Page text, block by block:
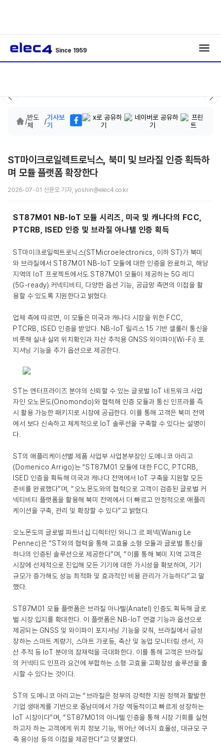
Since 1959
/반도
체
/기사보
기
ST마이크로일렉트로닉스, 북미 및 브라질 인증 획득하
며 모듈 플랫폼 확장한다
2026-07-01 신윤오 기자, yoshin@elec4.co.kr
ST87M01 NB-IoT 모듈 시리즈, 미국 및 캐나다의 FCC,
PTCRB, ISED 인증 및 브라질 아나텔 인증 획득
ST마이크로일렉트로닉스(STMicroelectronics, 이하 ST)가 북미
와 브라질에서 ST87M01 NB-IoT 모듈에 대한 인증을 완료하고, 해당
지역의 IoT 프로젝트에서도 ST87M01 모듈이 제공하는 5G 레디
(5G-ready) 커넥티비티, 다양한 옵션 기능, 공급망 측면의 이점을 활
용할 수 있도록 지원한다고 밝혔다.
업체 측에 따르면, 이 모듈은 미국과 캐나다 시장을 위한 FCC,
PTCRB, ISED 인증을 받았다. NB-IoT 릴리스 15 기반 셀룰러 통신을
비롯해 실내·실외 위치확인과 자산 추적용 GNSS·와이파이(Wi-Fi) 포
지셔닝 기능을 추가 옵션으로 제공한다.
ST는 엔터프라이즈 분야의 신뢰할 수 있는 글로벌 IoT 네트워크 사업
자인 오노몬도(Onomondo)와 협력해 인증 모듈과 통신 인프라를 즉
시 활용 가능한 패키지로 시장에 공급한다. 이를 통해 고객은 북미 전역
에서 보다 신속하고 체계적으로 IoT 솔루션을 구축할 수 있다는 설명이
다.
ST의 애플리케이션별 제품 사업부 사업본부장인 도메니코 아리고
(Domenico Arrigo)는 “ST87M01 모듈에 대한 FCC, PTCRB,
ISED 인증을 획득해 미국과 캐나다 전역에서 IoT 구축을 지원할 모든
준비를 완료했다”며, “오노몬도와의 협력으로 고객이 검증된 글로벌 커
넥티비티 플랫폼을 활용해 북미 전역에서 더 빠르고 안정적으로 애플리
케이션을 구축, 관리 및 확장할 수 있다”고 밝혔다.
오노몬도의 글로벌 파트너십 디렉터인 와니그 르 페넥(Wanig Le
Pennec)은 “ST와의 협력을 통해 고효율 소형 모듈과 글로벌 통신을
하나의 인증된 솔루션으로 제공한다”며, “이를 통해 북미 지역 고객은
시장에 선제적으로 진입해 모든 기기에 대한 가시성을 확보하며, 기기
규모가 증가해도 성능 최적화 및 효과적인 비용 관리가 가능하다”고 말
했다.
ST87M01 모듈 플랫폼은 브라질 아나텔(Anatel) 인증도 획득해 글로
벌 시장 입지를 확대한다. 이 플랫폼은 NB-IoT 연결 기능과 옵션으로
제공되는 GNSS 및 와이파이 포지셔닝 기능을 갖춰, 브라질에서 급성
장하는 스마트 계량기, 스마트 가로등, 축산 및 농업 모니터링 센서, 자
산 추적 등 IoT 분야의 잠재력을 극대화한다. 이를 통해 고객은 브라질
의 커넥티드 인프라 요건에 부합하는 소형·고효율·고확장성 솔루션을 출
시할 수 있다는 것이다.
ST의 도메니코 아리고는 “브라질은 정부의 강력한 지원 정책과 활발한
기업 생태계를 기반으로 중남미에서 가장 역동적이고 빠르게 성장하는
IoT 시장이다”며, “ST87M01의 아나텔 인증을 통해 시장 기회를 실현
하고자 하는 고객에게 위치 정보 기능, 뛰어난 에너지 효율성, 대규모 구
축 용이성 등의 이점을 제공한다”고 덧붙였다.